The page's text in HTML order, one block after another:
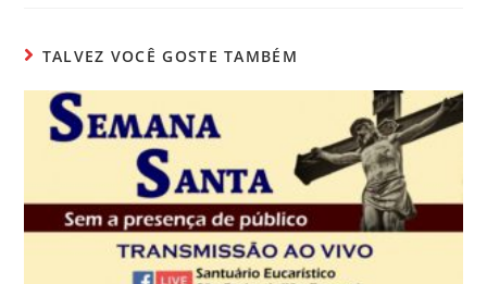
s
A
p
p
e
b
o
k
er p
ar
til
h
ar
TALVEZ VOCÊ GOSTE TAMBÉM